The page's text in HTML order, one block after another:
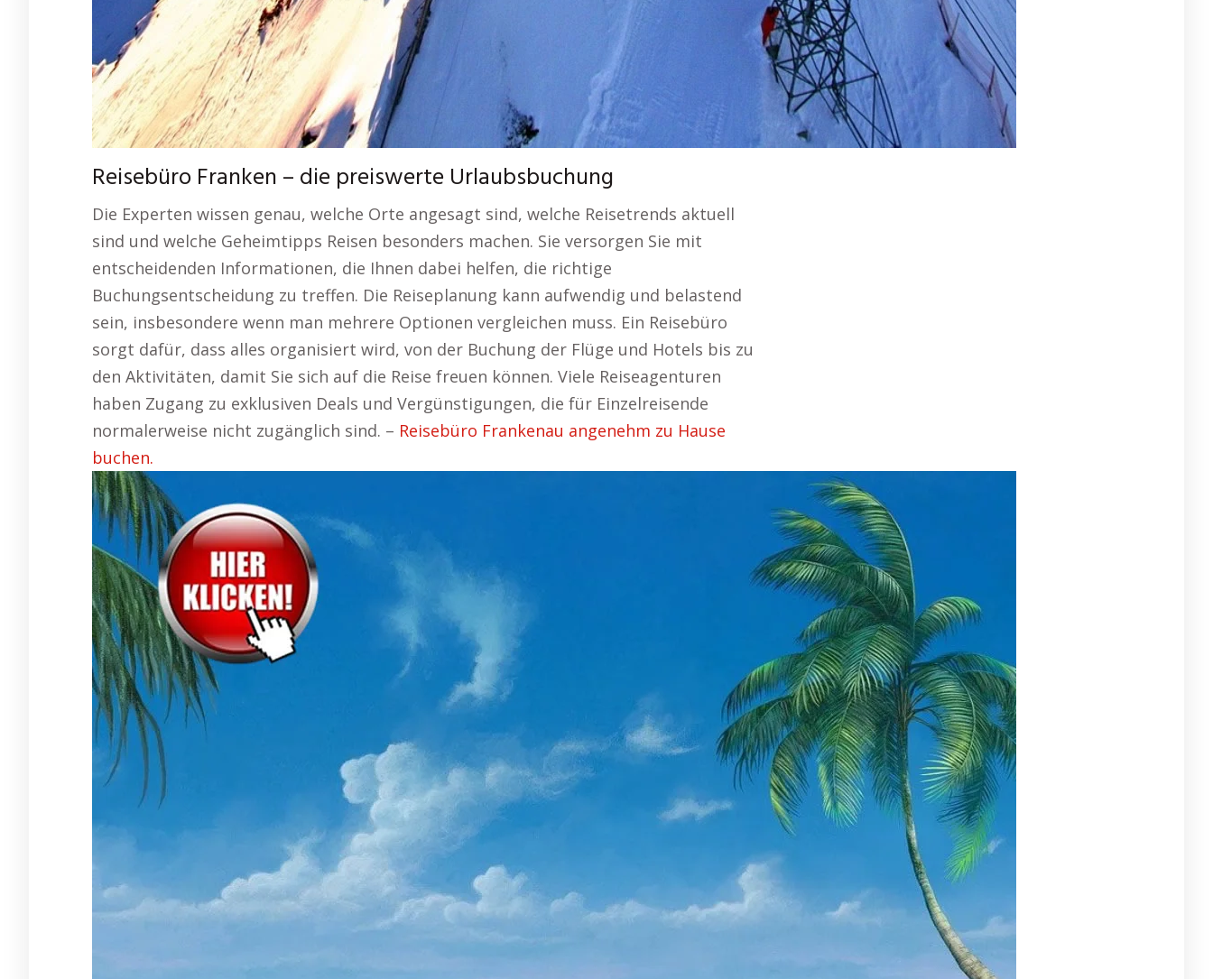
Reisebüro Franken – die preiswerte Urlaubsbuchung
Die Experten wissen genau, welche Orte angesagt sind, welche Reisetrends aktuell
sind und welche Geheimtipps Reisen besonders machen. Sie versorgen Sie mit
entscheidenden Informationen, die Ihnen dabei helfen, die richtige
Buchungsentscheidung zu treffen. Die Reiseplanung kann aufwendig und belastend
sein, insbesondere wenn man mehrere Optionen vergleichen muss. Ein Reisebüro
sorgt dafür, dass alles organisiert wird, von der Buchung der Flüge und Hotels bis zu
den Aktivitäten, damit Sie sich auf die Reise freuen können. Viele Reiseagenturen
haben Zugang zu exklusiven Deals und Vergünstigungen, die für Einzelreisende
normalerweise nicht zugänglich sind. – Reisebüro Frankenau angenehm zu Hause
buchen.